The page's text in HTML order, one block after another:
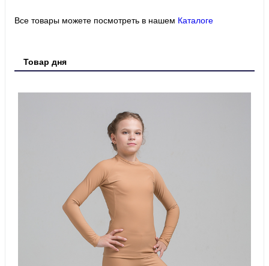
Все товары можете посмотреть в нашем Каталоге
Товар дня